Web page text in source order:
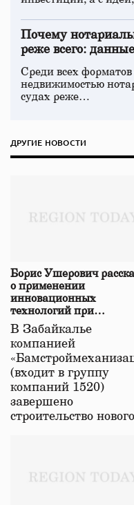
Почему
реже всего:
Среди всех форматов
недвижимостью
судах реже…
ДРУГИЕ НОВОСТИ
Борис Ушерович
о применении
инновационных
технологий при
строительстве нового
в Забайкалье
В Забайкалье
компанией
(входит в группу
компаний 1520)
завершено
строительство